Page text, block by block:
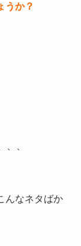
うか？
、、
んなネタばか